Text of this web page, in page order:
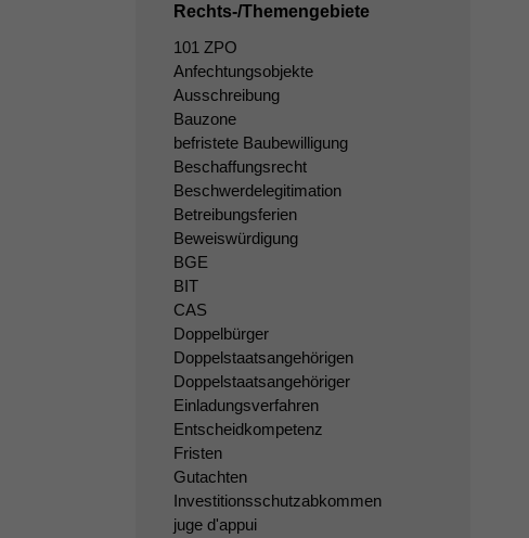
Rechts-/Themengebiete
101 ZPO
Anfechtungsobjekte
Ausschreibung
Bauzone
befristete Baubewilligung
Beschaffungsrecht
Beschwerdelegitimation
Betreibungsferien
Beweiswürdigung
BGE
BIT
CAS
Doppelbürger
Doppelstaatsangehörigen
Doppelstaatsangehöriger
Einladungsverfahren
Entscheidkompetenz
Fristen
Gutachten
Investitionsschutzabkommen
juge d'appui